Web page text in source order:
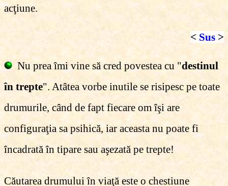
acţiune.
< Sus >
Nu prea îmi vine să cred povestea cu "destinul
în trepte". Atâtea vorbe inutile se risipesc pe toate
drumurile, când de fapt fiecare om îşi are
configuraţia sa psihică, iar aceasta nu poate fi
încadrată în tipare sau aşezată pe trepte!
Căutarea drumului în viaţă este o chestiune